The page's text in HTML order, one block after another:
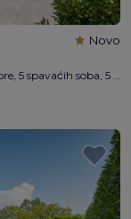
Novo
Prekrasna Villa Vista s bazenom i pogledom na more, 5 spavaćih soba, 5 kupaonica, max 10 osoba, parking , wifi, 6km od plaže